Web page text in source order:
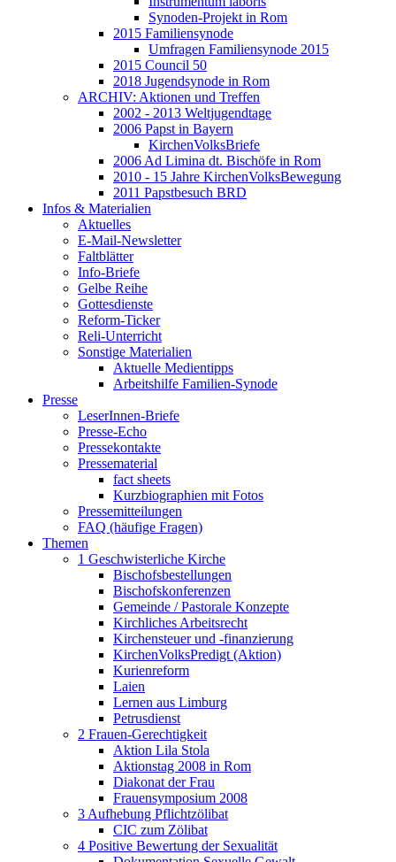
Synoden-Projekt in Rom
2015 Familiensynode
Umfragen Familiensynode 2015
2015 Council 50
2018 Jugendsynode in Rom
ARCHIV: Aktionen und Treffen
2002 - 2013 Weltjugendtage
2006 Papst in Bayern
KirchenVolksBriefe
2006 Ad Limina dt. Bischöfe in Rom
2010 - 15 Jahre KirchenVolksBewegung
2011 Papstbesuch BRD
Infos & Materialien
Aktuelles
E-Mail-Newsletter
Faltblätter
Info-Briefe
Gelbe Reihe
Gottesdienste
Reform-Ticker
Reli-Unterricht
Sonstige Materialien
Aktuelle Medientipps
Arbeitshilfe Familien-Synode
Presse
LeserInnen-Briefe
Presse-Echo
Pressekontakte
Pressematerial
fact sheets
Kurzbiographien mit Fotos
Pressemitteilungen
FAQ (häufige Fragen)
Themen
1 Geschwisterliche Kirche
Bischofsbestellungen
Bischofskonferenzen
Gemeinde / Pastorale Konzepte
Kirchliches Arbeitsrecht
Kirchensteuer und -finanzierung
KirchenVolksPredigt (Aktion)
Kurienreform
Laien
Lernen aus Limburg
Petrusdienst
2 Frauen-Gerechtigkeit
Aktion Lila Stola
Aktionstag 2008 in Rom
Diakonat der Frau
Frauensymposium 2008
3 Aufhebung Pflichtzölibat
CIC zum Zölibat
4 Positive Bewertung der Sexualität